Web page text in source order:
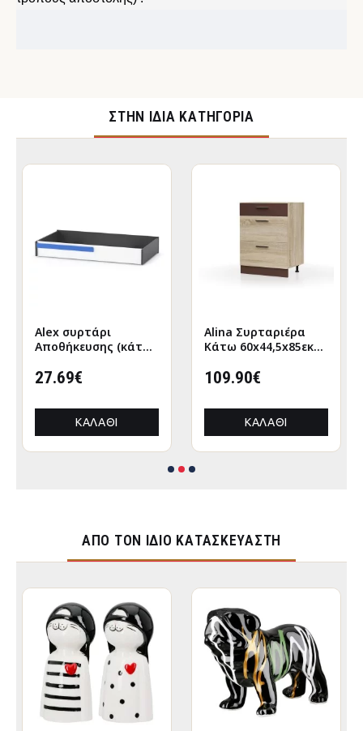
ΣΤΉΝ ΊΔΙΑ ΚΑΤΗΓΟΡΊΑ
Alex συρτάρι
Αποθήκευσης (κάτω
120x63εκ Λευκό-
27.69€
ΚΑΛΆΘΙ
Alina Συρταριέρα
Κάτω 60x44,5x85εκ
109.90€
ΚΑΛΆΘΙ
ΑΠΌ ΤΟΝ ΊΔΙΟ ΚΑΤΑΣΚΕΥΑΣΤΉ